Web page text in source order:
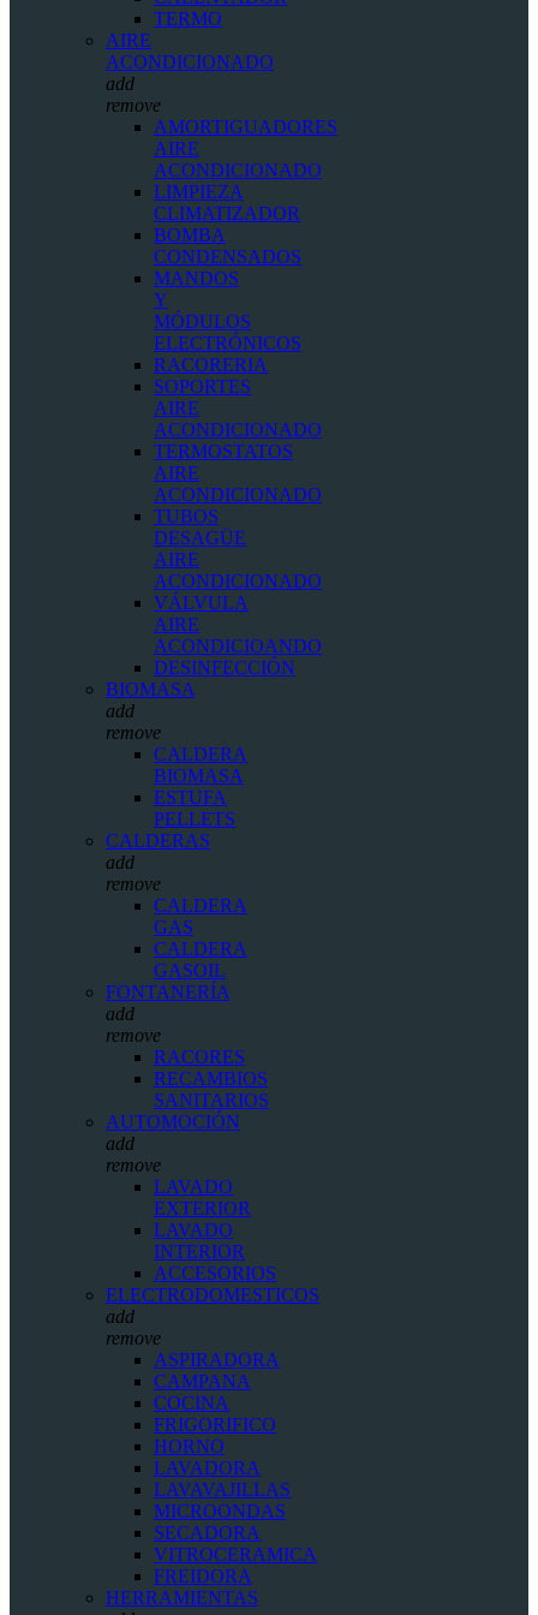
TERMO
AIRE
ACONDICIONADO
add
remove
AMORTIGUADORES
AIRE
ACONDICIONADO
LIMPIEZA
CLIMATIZADOR
BOMBA
CONDENSADOS
MANDOS
Y
MÓDULOS
ELECTRÓNICOS
RACORERIA
SOPORTES
AIRE
ACONDICIONADO
TERMOSTATOS
AIRE
ACONDICIONADO
TUBOS
DESAGÜE
AIRE
ACONDICIONADO
VÁLVULA
AIRE
ACONDICIOANDO
DESINFECCIÓN
BIOMASA
add
remove
CALDERA
BIOMASA
ESTUFA
PELLETS
CALDERAS
add
remove
CALDERA
GAS
CALDERA
GASOIL
FONTANERÍA
add
remove
RACORES
RECAMBIOS
SANITARIOS
AUTOMOCIÓN
add
remove
LAVADO
EXTERIOR
LAVADO
INTERIOR
ACCESORIOS
ELECTRODOMESTICOS
add
remove
ASPIRADORA
CAMPANA
COCINA
FRIGORIFICO
HORNO
LAVADORA
LAVAVAJILLAS
MICROONDAS
SECADORA
VITROCERAMICA
FREIDORA
HERRAMIENTAS